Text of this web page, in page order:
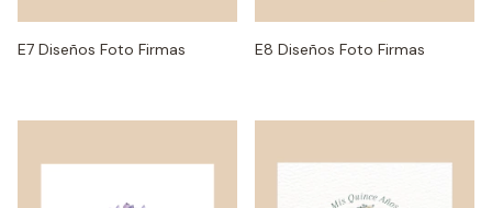
E7 Diseños Foto Firmas E8 Diseños Foto Firmas